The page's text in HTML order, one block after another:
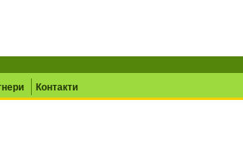
Контакти